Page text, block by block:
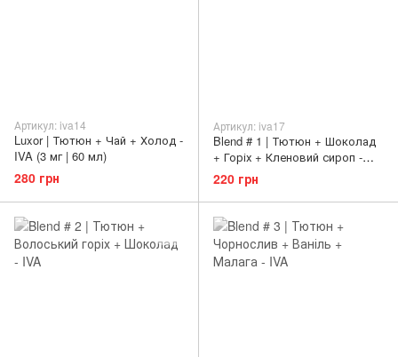
Артикул: iva14
Luxor | Тютюн + Чай + Холод -
IVA (3 мг | 60 мл)
280 грн
Артикул: iva17
Blend # 1 | Тютюн + Шоколад
+ Горіх + Кленовий сироп -
IVA (3 мг | 60 мл)
220 грн